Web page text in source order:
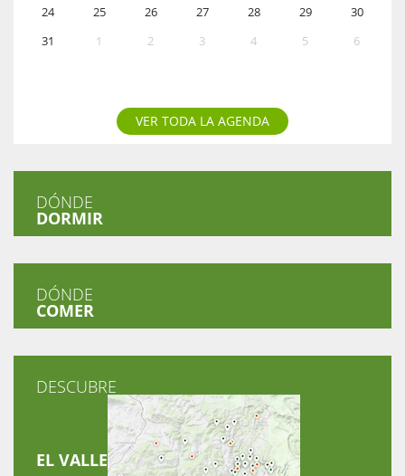
24 25 26 27 28 29
30
31
1 2 3 4 5 6
VER TODA LA AGENDA
DÓNDE
DORMIR
DÓNDE
COMER
DESCUBRE
EL VALLE